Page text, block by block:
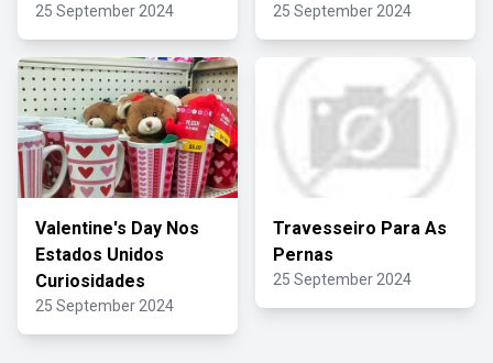
25 September 2024 25 September 2024
Valentine's Day Nos
Estados Unidos
Curiosidades
25 September 2024
Travesseiro Para As
Pernas
25 September 2024